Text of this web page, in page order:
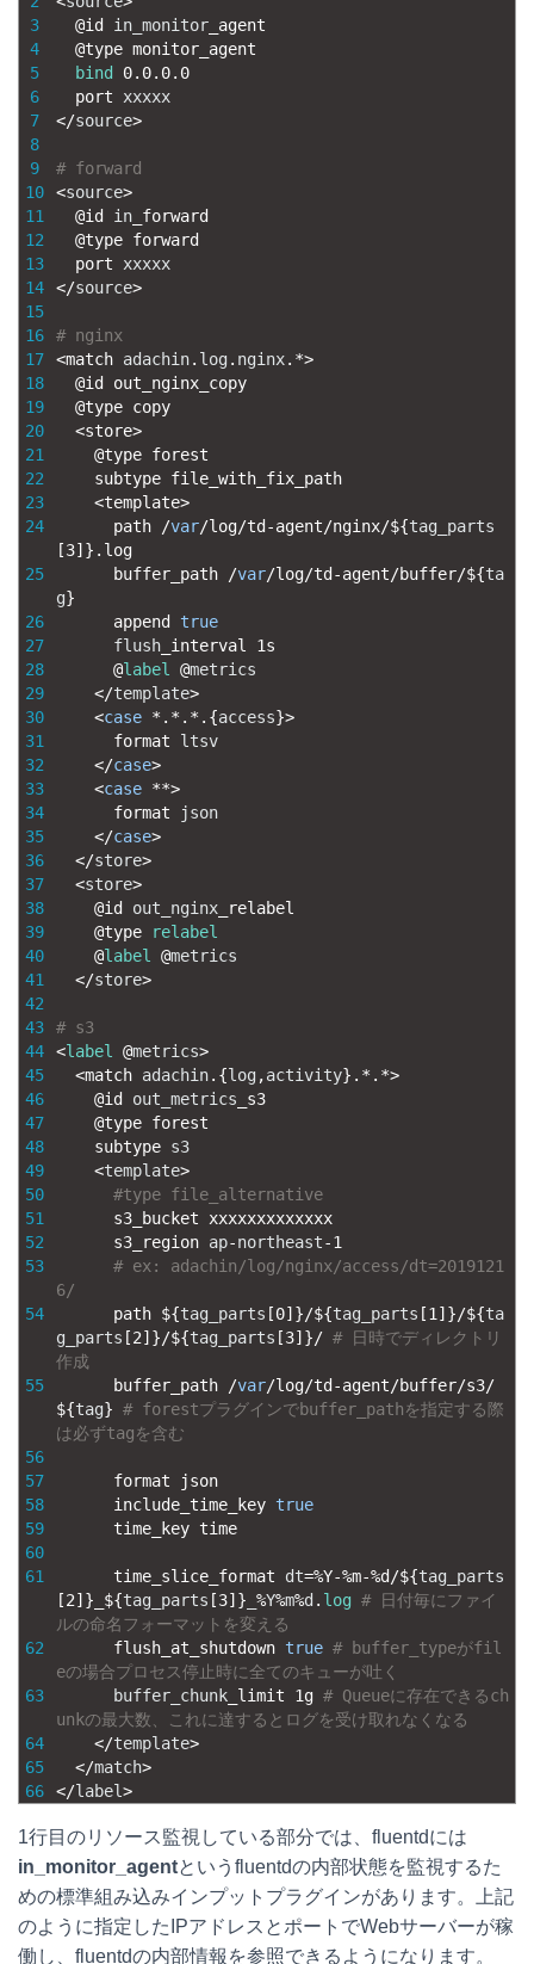
3
4
5
6
7
8
9
10
11
12
13
14
15
16
17
18
19
20
21
22
23
24
25
26
27
28
29
30
31
32
33
34
35
36
37
38
39
40
41
42
43
44
45
46
47
48
49
50
51
52
53
54
55
56
57
58
59
60
61
62
63
64
65
66
@id in_monitor agent
@type monitor_agent
bind
0.0.0.0
port xxxxx
</source>
# forward
<source>
@id in forward
@type forward
port xxxxx
</source>
# nginx
<match adachin. log . nginx. *>
@id out_nginx_copy
@type copy
<store>
@type forest
subtype file_with_fix_path
<template>
path
/var/log/td-agent/nginx/${tag_parts
[3]} . log
buffer_path
/var/log/td-agent/buffer/${ta
g}
append true
flush interval
1s
@label @metrics
</template>
<case * . * . * . {access}>
format ltsv
</case>
<case **>
format
json
</case>
</store>
<store>
@id out_nginx
relabel
@type
relabel
@label @metrics
</store>
# s3
<label @metrics>
<match adachin. {log ,activity} . * . *>
@id out_metrics
s3
@type forest
subtype s3
<template>
#type file_alternative
s3_bucket xxxxxxxxxxxxx
s3_region ap-northeast-1
# ex: adachin/log/nginx/access/dt=2019121
6/
path ${tag_parts [0]}/${tag_parts [1 ]}/${ta
g_parts [2]}/${tag_parts [3]}/ # 日時でディレクトリ
作成
buffer_path
/var/log/td-agent/buffer/s3/
${tag} # forestプラグインでbuffer_pathを指定する際
は必ずtagを含む
format
json
include_time_key true
time_key time
time_slice_format dt=%Y-%m-%d/${tag_parts
[2]} ${tag_parts [3]} %Y%m%d . log # 日付毎にファイ
ルの命名フォーマットを変える
flush_at_shutdown true # buffer_typeがfil
eの場合プロセス停止時に全てのキューが吐く
buffer_chunk limit 1g # Queueに存在できるch
unkの最大数、これに達するとログを受け取れなくなる
</template>
</match>
</label>
1行目のリソース監視している部分では、fluentdには
in_monitor_agentというfluentdの内部状態を監視するた
めの標準組み込みインプットプラグインがあります。上記
のように指定したIPアドレスとポートでWebサーバーが稼
働し、fluentdの内部情報を参照できるようになります。